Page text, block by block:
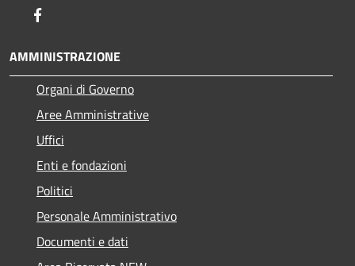
AMMINISTRAZIONE
Organi di Governo
Aree Amministrative
Uffici
Enti e fondazioni
Politici
Personale Amministrativo
Documenti e dati